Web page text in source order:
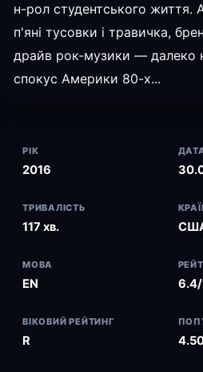
н-рол студентського життя.
п'яні тусовки і травичка,
драйв рок-музики — далеко
спокус Америки 80-х...
РІК
2016
ТРИВАЛІСТЬ
117 хв.
МОВА
EN 6.4/
ВІКОВИЙ РЕЙТИНГ
R